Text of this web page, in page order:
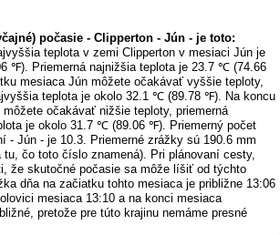
počasie - Clipperton - Jún - je toto:
teplota v zemi Clipperton v mesiaci Jún je
℉). Priemerná najnižšia teplota je 23.7 ℃ (74.66
mesiaca Jún môžete očakávať vyššie teploty,
teplota je okolo 32.1 ℃ (89.78 ℉). Na koncu
môžete očakávať nižšie teploty, priemerná
je okolo 31.7 ℃ (89.06 ℉). Priemerný počet
- Jún - je 10.3. Priemerné zrážky sú 190.6 mm
tu, čo toto číslo znamená). Pri plánovaní cesty,
že skutočné počasie sa môže líšiť od týchto
dňa na začiatku tohto mesiaca je približne 13:06
mesiaca 13:10 a na konci mesiaca
pretože pre túto krajinu nemáme presné